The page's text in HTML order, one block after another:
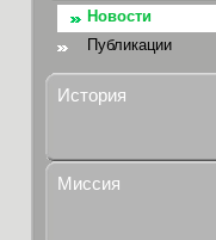
Новости
Публикации
История
Миссия